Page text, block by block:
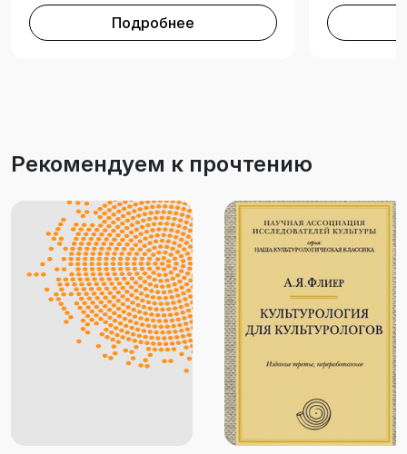
Подробнее
Рекомендуем к прочтению